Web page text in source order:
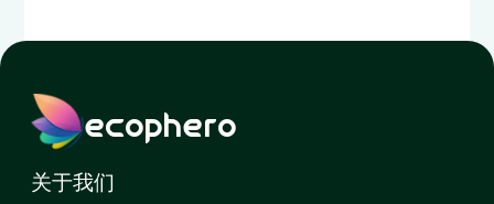
ecophero
关于我们